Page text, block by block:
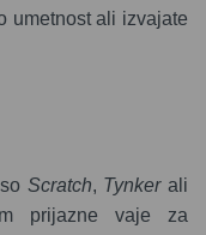
umetnost ali izvajate
Scratch, Tynkerali
prijazne vaje za